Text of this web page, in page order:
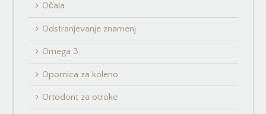
Očala
Odstranjevanje znamenj
Omega 3
Opornica za koleno
Ortodont za otroke